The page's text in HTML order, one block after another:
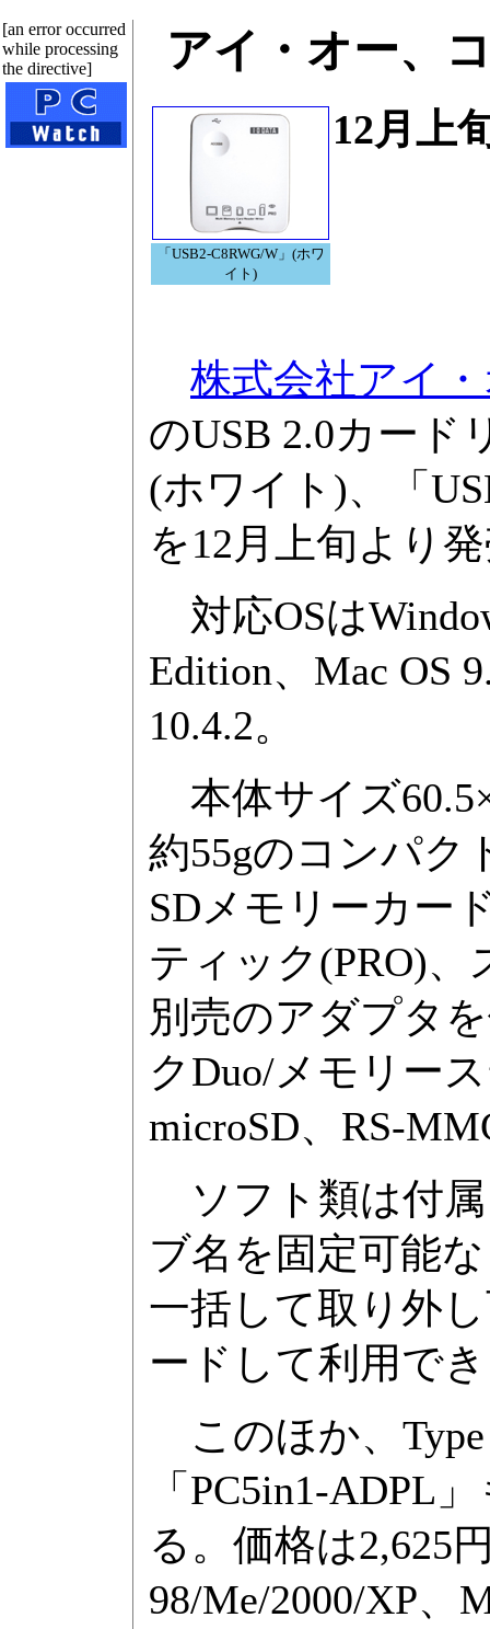
[an error occurred
while processing
the directive]
アイ・オー、
「USB2-C8RWG/W」(ホワ
イト)
12月上
株式会社アイ
のUSB 2.0カード
(ホワイト)、「
を12月上旬より
対応OSは
Edition、Mac OS
10.4.2。
本体サイズ
約55gのコンパク
SDメモリーカー
ティック(PRO)、
別売のアダプタ
クDuo/メモリー
microSD、RS-
ソフト類は付属
ブ名を固定可能
一括して取り外
ードして利用で
このほか、
「PC5in1-ADPL
る。価格は2,625
98/Me/2000/XP、